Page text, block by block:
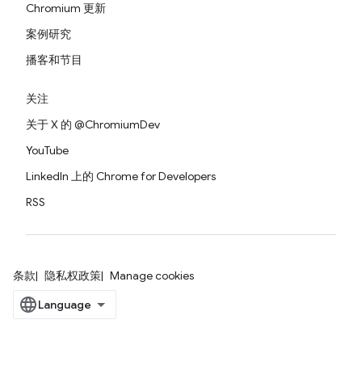
Chromium 更新
案例研究
播客和节目
关注
关于 X 的 @ChromiumDev
YouTube
LinkedIn 上的 Chrome for Developers
RSS
条款 隐私权政策 Manage cookies